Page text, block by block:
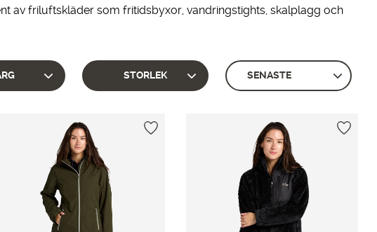
av friluftskläder som fritidsbyxor, vandringstights, skalplagg och
STORLEK